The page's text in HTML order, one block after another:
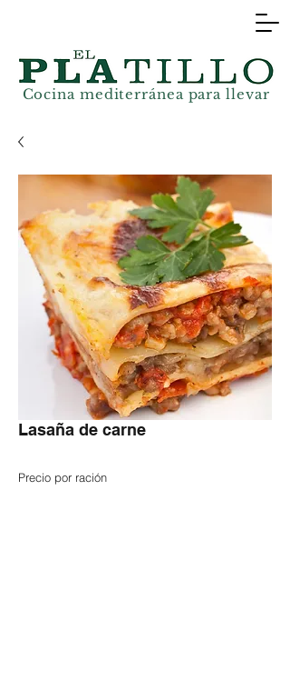
Cocina mediterráneapara llevar
Lasaña de carne
Precio por ración